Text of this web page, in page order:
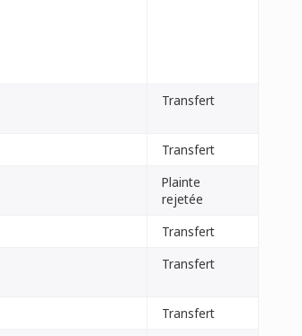
Transfert
Transfert
Plainte
rejetée
Transfert
Transfert
Transfert